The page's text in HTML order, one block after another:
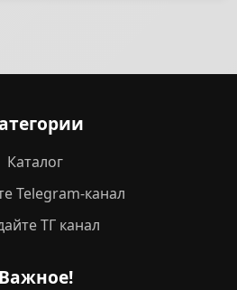
Каталог
Telegram-канал
ТГ канал
Важное!